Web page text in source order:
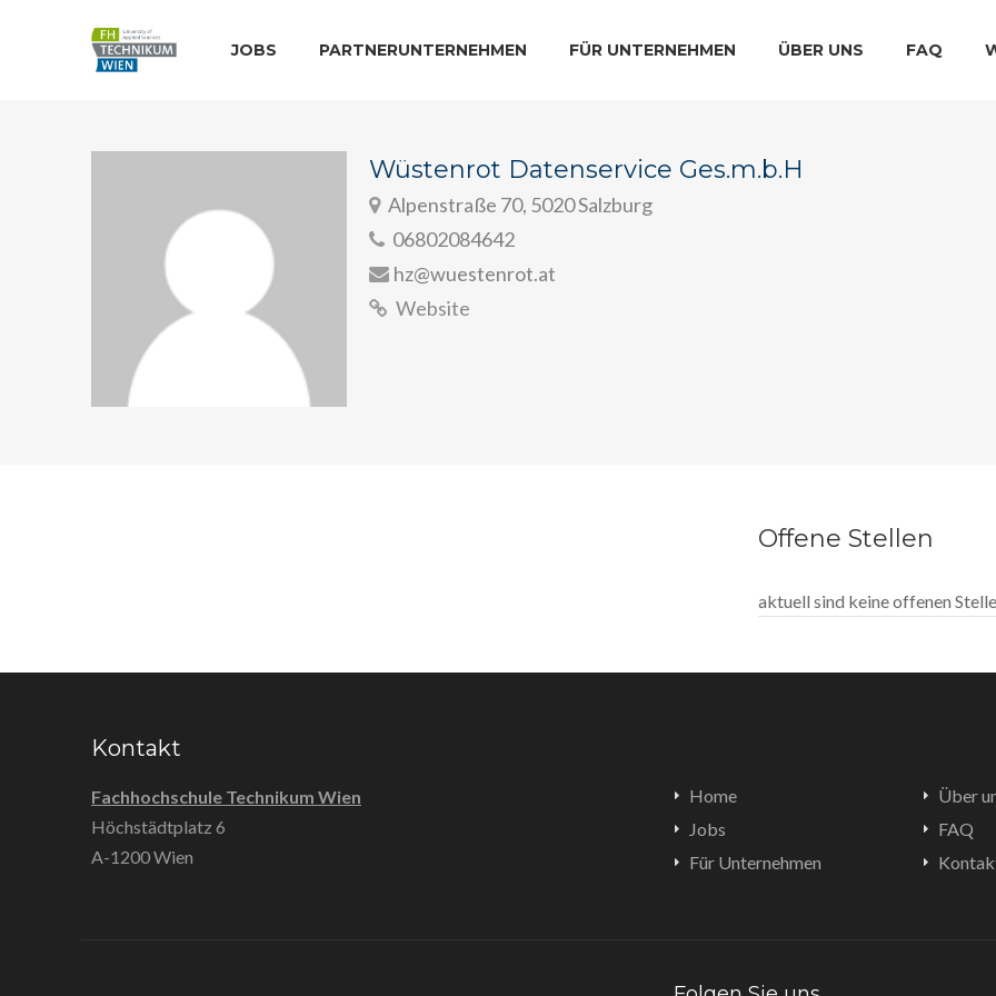
JOBS PARTNERUNTERNEHMEN FÜR UNTERNEHMEN ÜBER UNS FAQ
Wüstenrot Datenservice Ges.m.b.H
Alpenstraße 70, 5020 Salzburg
06802084642
hz@wuestenrot.at
Website
Offene Stellen
aktuell sind keine offenen
Kontakt
Fachhochschule Technikum Wien
Höchstädtplatz 6
A-1200 Wien
Home
Jobs
Für Unternehmen
Über
FAQ